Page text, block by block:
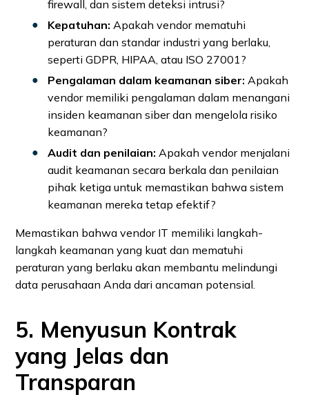
firewall, dan sistem deteksi intrusi?
Kepatuhan: Apakah vendor mematuhi
peraturan dan standar industri yang berlaku,
seperti GDPR, HIPAA, atau ISO 27001?
Pengalaman dalam keamanan siber: Apakah
vendor memiliki pengalaman dalam menangani
insiden keamanan siber dan mengelola risiko
keamanan?
Audit dan penilaian: Apakah vendor menjalani
audit keamanan secara berkala dan penilaian
pihak ketiga untuk memastikan bahwa sistem
keamanan mereka tetap efektif?
Memastikan bahwa vendor IT memiliki langkah-
langkah keamanan yang kuat dan mematuhi
peraturan yang berlaku akan membantu melindungi
data perusahaan Anda dari ancaman potensial.
5. Menyusun Kontrak
yang Jelas dan
Transparan